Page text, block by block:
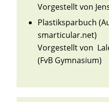
Vorgestellt von
Plastiksparbuch
smarticular.net)
Vorgestellt von
(FvB Gymnasium)